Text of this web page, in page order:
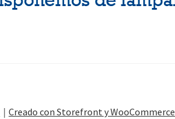
Creado con Storefront y WooCommerce